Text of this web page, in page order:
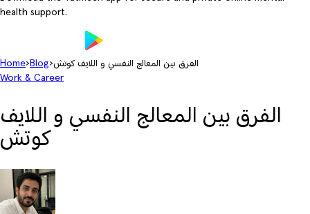
health support.
Home› Blog›الفرق بين المعالج النفسي و اللايف كوتش
Work & Career
الفرق بين المعالج النفسي و اللايف
كوتش